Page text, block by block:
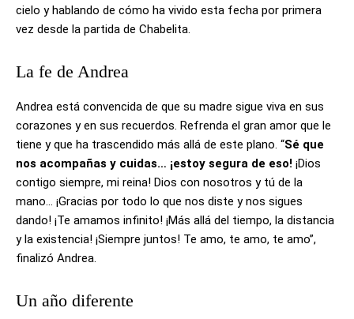
cielo y hablando de cómo ha vivido esta fecha por primera
vez desde la partida de Chabelita.
La fe de Andrea
Andrea está convencida de que su madre sigue viva en sus
corazones y en sus recuerdos. Refrenda el gran amor que le
tiene y que ha trascendido más allá de este plano. “Sé que
nos acompañas y cuidas… ¡estoy segura de eso! ¡Dios
contigo siempre, mi reina! Dios con nosotros y tú de la
mano… ¡Gracias por todo lo que nos diste y nos sigues
dando! ¡Te amamos infinito! ¡Más allá del tiempo, la distancia
y la existencia! ¡Siempre juntos! Te amo, te amo, te amo”,
finalizó Andrea.
Un año diferente